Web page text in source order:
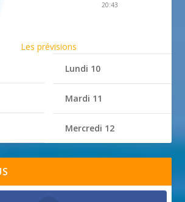
20:43
Les prévisions
Lundi 10
Mardi 11
Mercredi 12